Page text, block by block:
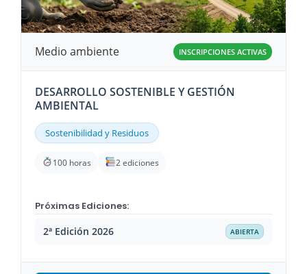
Medio ambiente INSCRIPCIONES ACTIVAS
DESARROLLO SOSTENIBLE Y GESTIÓN
AMBIENTAL
Sostenibilidad y Residuos
100 horas 2 ediciones
Próximas Ediciones:
2ª Edición 2026
ABIERTA